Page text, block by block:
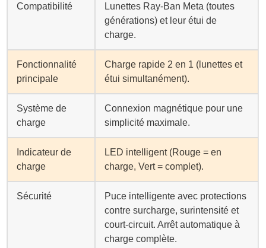
Compatibilité
Lunettes Ray-Ban Meta (toutes
générations) et leur étui de
charge.
Fonctionnalité
principale
Charge rapide 2 en 1 (lunettes et
étui simultanément).
Système de
charge
Connexion magnétique pour une
simplicité maximale.
Indicateur de
charge
LED intelligent (Rouge = en
charge, Vert = complet).
Sécurité
Puce intelligente avec protections
contre surcharge, surintensité et
court-circuit. Arrêt automatique à
charge complète.